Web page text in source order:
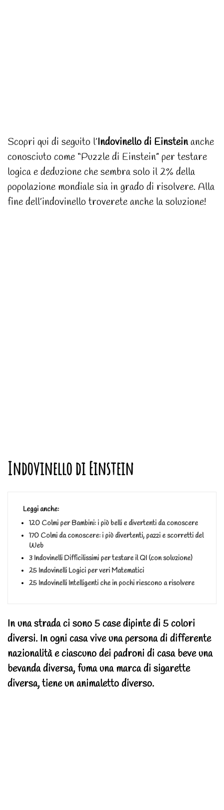
Scopri qui di seguito l’Indovinello di Einsteinanche
conosciuto come “Puzzle di Einstein” per testare
logica e deduzione che sembra solo il 2% della
popolazione mondiale sia in grado di risolvere. Alla
fine dell’indovinello troverete anche la soluzione!
Indovinello di Einstein
Leggi anche:
120 Colmi per Bambini: i più belli e divertenti da conoscere
170 Colmi da conoscere: i più divertenti, pazzi e scorretti del
Web
3 Indovinelli Difficilissimi per testare il QI (con soluzione)
25 Indovinelli Logici per veri Matematici
25 Indovinelli Intelligenti che in pochi riescono a risolvere
In una strada ci sono 5 case dipinte di 5 colori
diversi. In ogni casa vive una persona di differente
nazionalità e ciascuno dei padroni di casa beve una
bevanda diversa, fuma una marca di sigarette
diversa, tiene un animaletto diverso.